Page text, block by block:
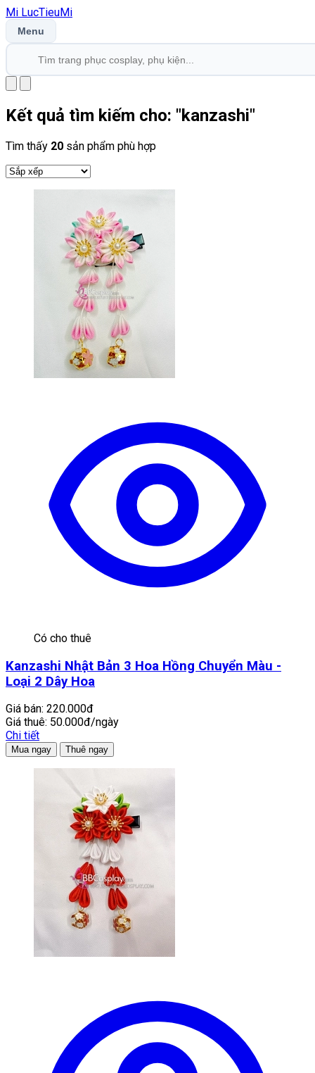
Mi LucTieuMi
Menu
Kết quả tìm kiếm cho: "kanzashi"
Tìm thấy 20 sản phẩm phù hợp
Có cho thuê
Kanzashi Nhật Bản 3 Hoa Hồng Chuyển Màu -
Loại 2 Dây Hoa
Giá bán: 220.000đ
Giá thuê: 50.000đ/ngày
Chi tiết
Mua ngay Thuê ngay